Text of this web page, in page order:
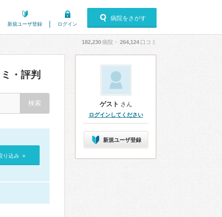
新規ユーザ登録 ログイン
病院をさがす
182,230病院・ 264,124 口コミ
・評判
り込み »
ゲスト さん
ログインしてください
新規ユーザ登録